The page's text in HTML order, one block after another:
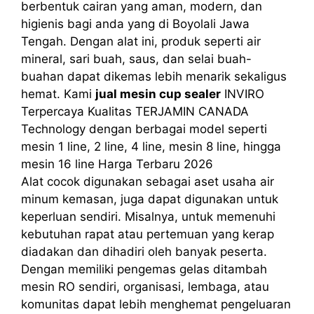
berbentuk cairan yang aman, modern, dan
higienis bagi anda yang di Boyolali Jawa
Tengah. Dengan alat ini, produk seperti air
mineral, sari buah, saus, dan selai buah-
buahan dapat dikemas lebih menarik sekaligus
hemat. Kami jual mesin cup sealer INVIRO
Terpercaya Kualitas TERJAMIN CANADA
Technology dengan berbagai model seperti
mesin 1 line, 2 line, 4 line, mesin 8 line, hingga
mesin 16 line Harga Terbaru 2026
Alat cocok digunakan sebagai aset usaha air
minum kemasan, juga dapat digunakan untuk
keperluan sendiri. Misalnya, untuk memenuhi
kebutuhan rapat atau pertemuan yang kerap
diadakan dan dihadiri oleh banyak peserta.
Dengan memiliki pengemas gelas ditambah
mesin RO sendiri, organisasi, lembaga, atau
komunitas dapat lebih menghemat pengeluaran